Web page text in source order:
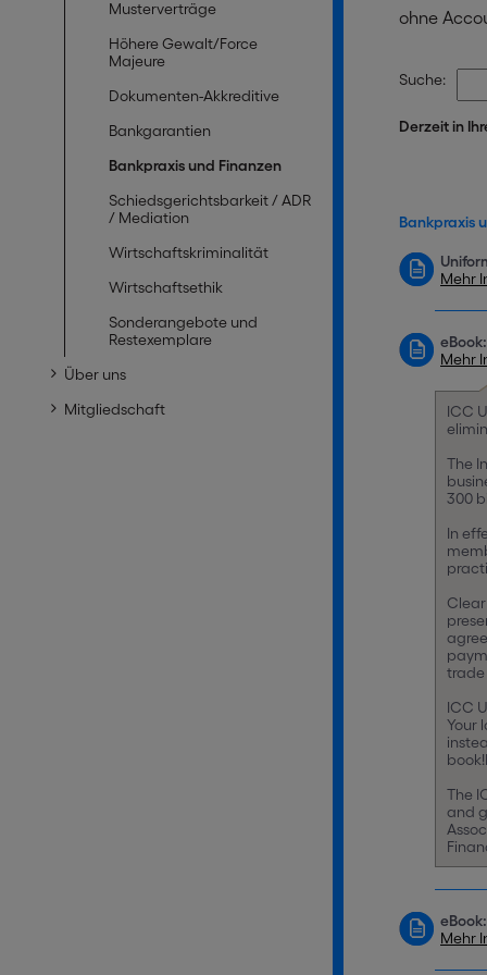
Musterverträge
Höhere Gewalt/Force
Majeure
Dokumenten-Akkreditive
Bankgarantien
Bankpraxis und Finanzen
Schiedsgerichtsbarkeit / ADR
/ Mediation
Wirtschaftskriminalität
Wirtschaftsethik
Sonderangebote und
Restexemplare
Über uns
Mitgliedschaft
ohne
Suche:
Derzeit in
Bankpraxis
Mehr
Mehr
ICC
The
300
In
trade
ICC
Your
The
and
Mehr